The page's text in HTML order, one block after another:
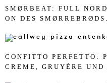
SMØRBEAT: FULL
ON DES
CON­FIT­TO PER­F­ET­TO:
CREME, GRUYÈRE